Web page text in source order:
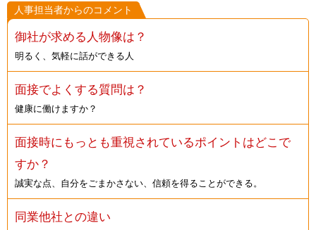
人事担当者からのコメント
御社が求める人物像は？
明るく、気軽に話ができる人
面接でよくする質問は？
健康に働けますか？
面接時にもっとも重視されているポイントはどこで
すか？
誠実な点、自分をごまかさない、信頼を得ることができる。
同業他社との違い